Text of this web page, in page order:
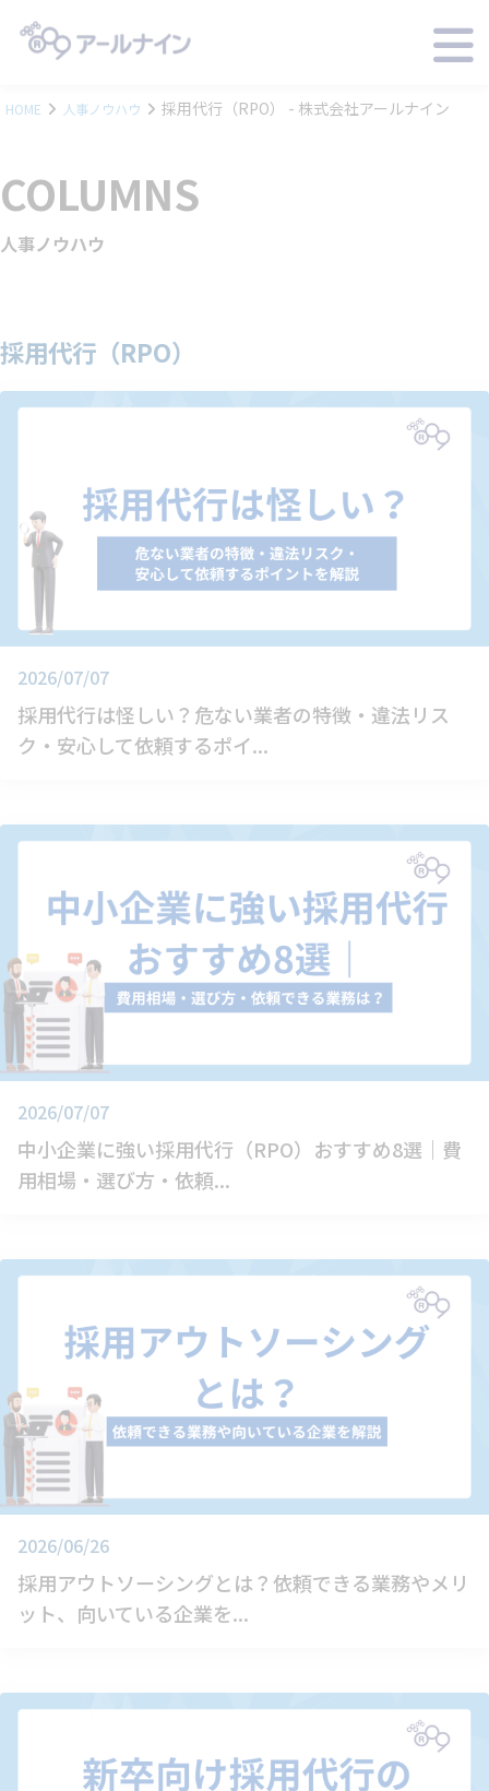
HOME 人事ノウハウ 採用代行（RPO） - 株式会社アールナイン
COLUMNS
人事ノウハウ
採用代行（RPO）
2026/07/07
採用代行は怪しい？危ない業者の特徴・違法リス
ク・安心して依頼するポイ...
2026/07/07
中小企業に強い採用代行（RPO）おすすめ8選｜費
用相場・選び方・依頼...
2026/06/26
採用アウトソーシングとは？依頼できる業務やメリ
ット、向いている企業を...